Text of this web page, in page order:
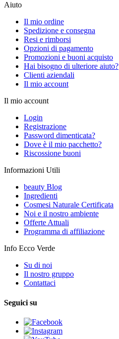
Aiuto
Il mio ordine
Spedizione e consegna
Resi e rimborsi
Opzioni di pagamento
Promozioni e buoni acquisto
Hai bisogno di ulteriore aiuto?
Clienti aziendali
Il mio account
Il mio account
Login
Registrazione
Password dimenticata?
Dove è il mio pacchetto?
Riscossione buoni
Informazioni Utili
beauty Blog
Ingredienti
Cosmesi Naturale Certificata
Noi e il nostro ambiente
Offerte Attuali
Programma di affiliazione
Info Ecco Verde
Su di noi
Il nostro gruppo
Contattaci
Seguici su